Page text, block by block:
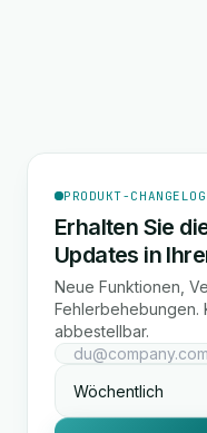
PRODUKT-CHANGELOG
Erhalten Sie
Updates in
Neue Funktionen,
abbestellbar.